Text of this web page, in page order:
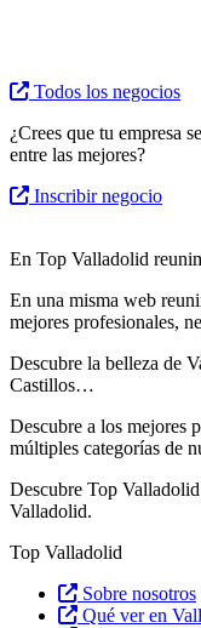
Todos los negocios
¿Crees que tu empresa
entre las mejores?
Inscribir negocio
En Top Valladolid
En una misma web
mejores profesionales,
Descubre la belleza de
Castillos…
Descubre a los mejores
múltiples categorías de
Descubre Top
Valladolid.
Top Valladolid
Sobre nosotros
Qué ver en